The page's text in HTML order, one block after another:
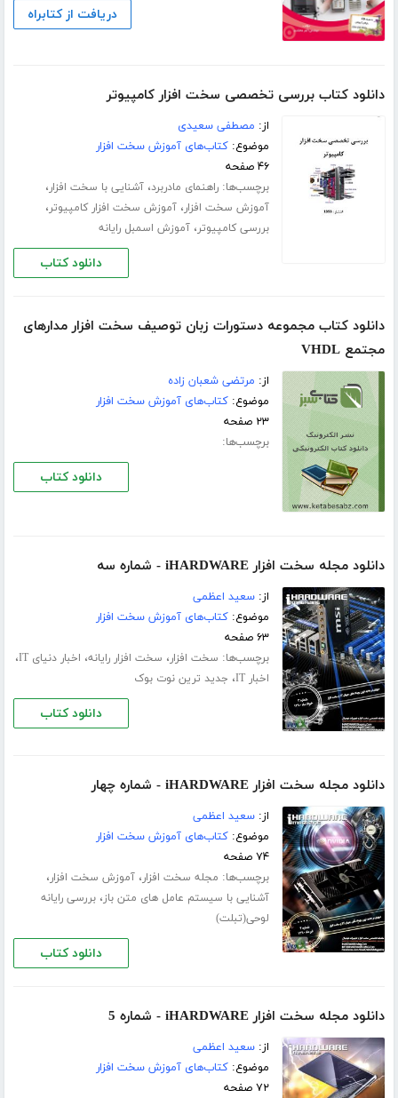
دریافت از کتابراه
دانلود کتاب بررسی تخصصی سخت افزار کامپیوتر
از: مصطفی سعیدی
موضوع:کتاب‌های آموزش سخت افزار
۴۶ صفحه
برچسب‌ها:راهنمای مادربرد،آشنایی با سخت افزار،
آموزش سخت افزار،آموزش سخت افزار کامپیوتر،
بررسی کامپیوتر،آموزش اسمبل رایانه
دانلود کتاب
دانلود کتاب مجموعه دستورات زبان توصیف سخت افزار مدارهای
مجتمع VHDL
از: مرتضی شعبان زاده
موضوع:کتاب‌های آموزش سخت افزار
۲۳ صفحه
برچسب‌ها:
دانلود کتاب
دانلود مجله سخت افزار iHARDWARE - شماره سه
از:سعید اعظمی
موضوع:کتاب‌های آموزش سخت افزار
۶۳ صفحه
برچسب‌ها: سخت افزار، سخت افزار رایانه، اخبار دنیای IT ،
اخبار IT ، جدید ترین نوت بوک
دانلود کتاب
دانلود مجله سخت افزار iHARDWARE - شماره چهار
از:سعید اعظمی
موضوع:کتاب‌های آموزش سخت افزار
۷۴ صفحه
برچسب‌ها: مجله سخت افزار،آموزش سخت افزار،
آشنایی با سیستم عامل های متن باز،بررسی رایانه
لوحی(تبلت)
دانلود کتاب
دانلود مجله سخت افزار iHARDWARE - شماره 5
از:سعید اعظمی
موضوع:کتاب‌های آموزش سخت افزار
۷۲ صفحه